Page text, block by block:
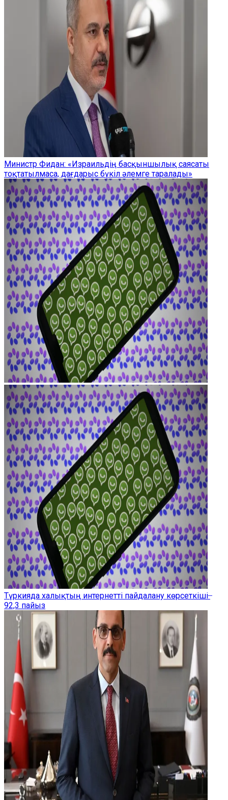
Министр Фидан: «Израильдің басқыншылық саясаты
тоқтатылмаса, дағдарыс бүкіл әлемге таралады»
Түркияда халықтың интернетті пайдалану көрсеткіші ̶
92,3 пайыз